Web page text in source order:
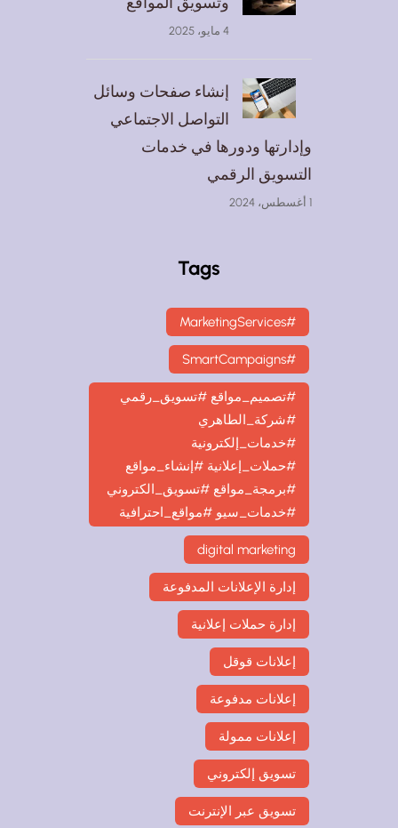
إنشاء صفحات وسائل
التواصل الاجتماعي
وإدارتها ودورها في خدمات
التسويق الرقمي
Tags
#تصميم_مواقع #تسويق_رقمي
#شركة_الطاهري
#خدمات_إلكترونية
#حملات_إعلانية #إنشاء_مواقع
#برمجة_مواقع #تسويق_الكتروني
#خدمات_سيو #مواقع_احترافية
digital marketing
إدارة الإعلانات المدفوعة
إدارة حملات إعلانية
إعلانات قوقل
إعلانات مدفوعة
إعلانات ممولة
تسويق إلكتروني
تسويق عبر الإنترنت